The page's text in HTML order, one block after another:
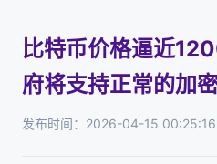
比特币价格逼近
府将支持正常的加
发布时间：2026-04-15 00:25:16